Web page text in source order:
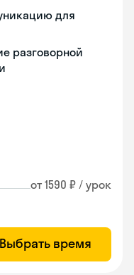
для
разговорной
от 1590 ₽ / урок
Выбрать время